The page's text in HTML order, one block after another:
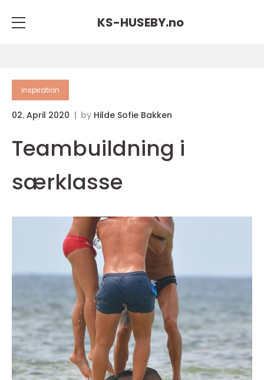
KS-HUSEBY.no
inspiration
02. April 2020 by Hilde Sofie Bakken
Teambuildning i
særklasse